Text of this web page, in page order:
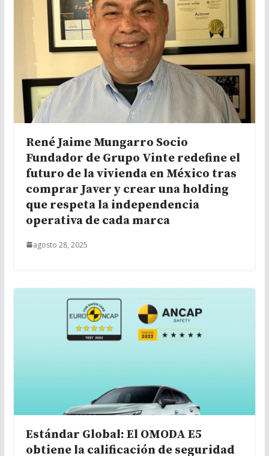
René Jaime Mungarro Socio
Fundador de Grupo Vinte redefine el
futuro de la vivienda en México tras
comprar Javer y crear una holding
que respeta la independencia
operativa de cada marca
agosto 28, 2025
Estándar Global: El OMODA E5
obtiene la calificación de seguridad